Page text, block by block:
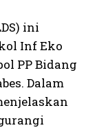
ini
Inf Eko
PP Bidang
Dalam